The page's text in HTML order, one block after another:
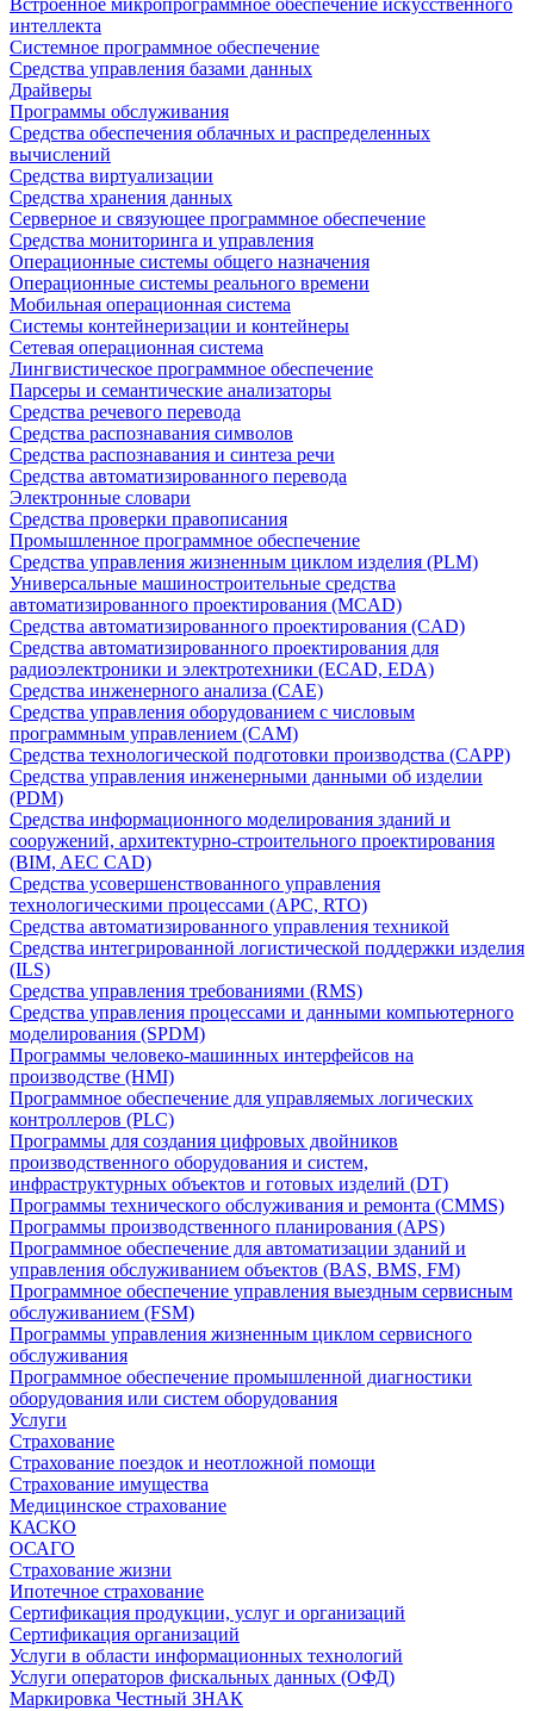
Встроенное микропрограммное обеспечение искусственного
интеллекта
Системное программное обеспечение
Средства управления базами данных
Драйверы
Программы обслуживания
Средства обеспечения облачных и распределенных
вычислений
Средства виртуализации
Средства хранения данных
Серверное и связующее программное обеспечение
Средства мониторинга и управления
Операционные системы общего назначения
Операционные системы реального времени
Мобильная операционная система
Системы контейнеризации и контейнеры
Сетевая операционная система
Лингвистическое программное обеспечение
Парсеры и семантические анализаторы
Средства речевого перевода
Средства распознавания символов
Средства распознавания и синтеза речи
Средства автоматизированного перевода
Электронные словари
Средства проверки правописания
Промышленное программное обеспечение
Средства управления жизненным циклом изделия (PLM)
Универсальные машиностроительные средства
автоматизированного проектирования (MCAD)
Средства автоматизированного проектирования (CAD)
Средства автоматизированного проектирования для
радиоэлектроники и электротехники (ECAD, EDA)
Средства инженерного анализа (CAE)
Средства управления оборудованием с числовым
программным управлением (CAM)
Средства технологической подготовки производства (CAPP)
Средства управления инженерными данными об изделии
(PDM)
Средства информационного моделирования зданий и
сооружений, архитектурно-строительного проектирования
(BIM, AEC CAD)
Средства усовершенствованного управления
технологическими процессами (APC, RTO)
Средства автоматизированного управления техникой
Средства интегрированной логистической поддержки изделия
(ILS)
Средства управления требованиями (RMS)
Средства управления процессами и данными компьютерного
моделирования (SPDM)
Программы человеко-машинных интерфейсов на
производстве (HMI)
Программное обеспечение для управляемых логических
контроллеров (PLC)
Программы для создания цифровых двойников
производственного оборудования и систем,
инфраструктурных объектов и готовых изделий (DT)
Программы технического обслуживания и ремонта (CMMS)
Программы производственного планирования (APS)
Программное обеспечение для автоматизации зданий и
управления обслуживанием объектов (BAS, BMS, FM)
Программное обеспечение управления выездным сервисным
обслуживанием (FSM)
Программы управления жизненным циклом сервисного
обслуживания
Программное обеспечение промышленной диагностики
оборудования или систем оборудования
Услуги
Страхование
Страхование поездок и неотложной помощи
Страхование имущества
Медицинское страхование
КАСКО
ОСАГО
Страхование жизни
Ипотечное страхование
Сертификация продукции, услуг и организаций
Сертификация организаций
Услуги в области информационных технологий
Услуги операторов фискальных данных (ОФД)
Маркировка Честный ЗНАК